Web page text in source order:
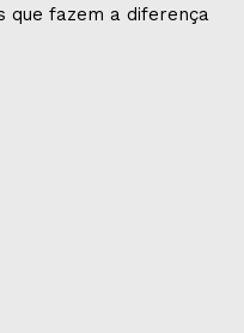
que fazem a diferença